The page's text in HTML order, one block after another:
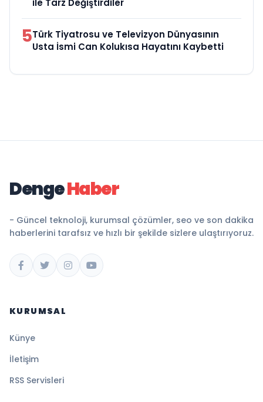
ile Tarz Değiştirdiler
5Türk Tiyatrosu ve Televizyon Dünyasının
Usta İsmi Can Kolukısa Hayatını Kaybetti
DengeHaber
- Güncel teknoloji, kurumsal çözümler, seo ve son dakika
haberlerini tarafsız ve hızlı bir şekilde sizlere ulaştırıyoruz.
KURUMSAL
Künye
İletişim
RSS Servisleri